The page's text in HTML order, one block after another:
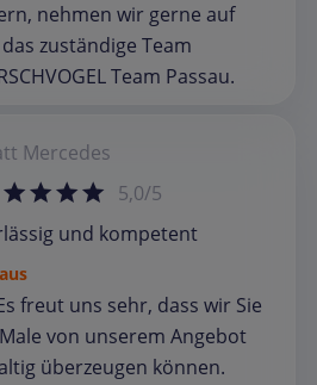
nehmen wir gerne auf
zuständige Team
Team Passau.
Mercedes
5,0/5
und kompetent
freut uns sehr, dass wir Sie
von unserem Angebot
überzeugen können.